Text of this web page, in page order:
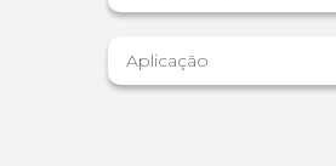
Aplicação